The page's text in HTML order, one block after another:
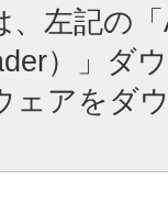
左記の
）」ダ
ェアをダ